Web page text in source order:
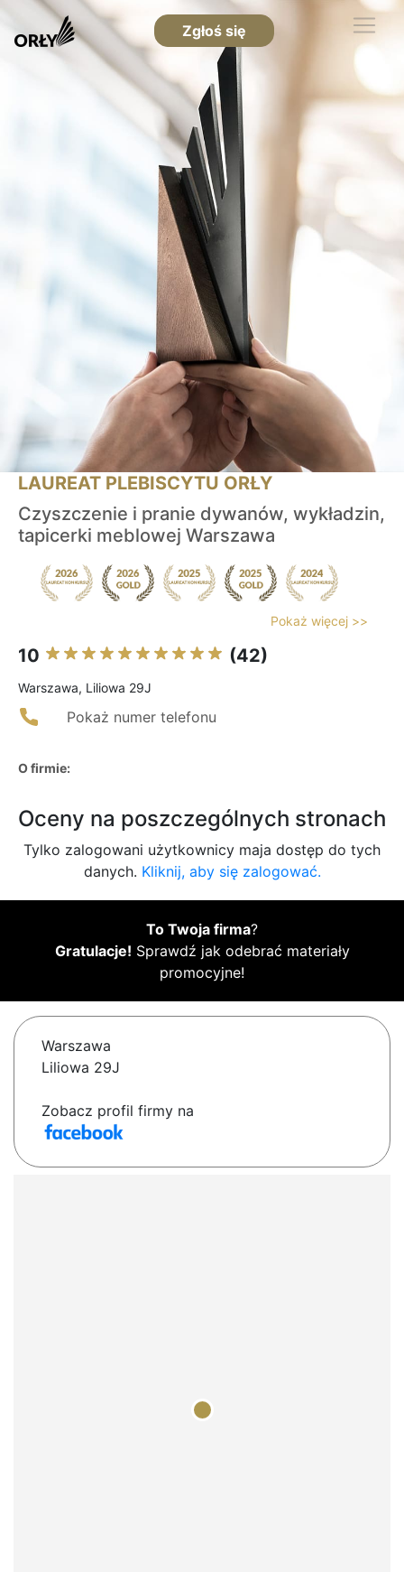
Zgłoś się
LAUREAT PLEBISCYTU ORŁY
Czyszczenie i pranie dywanów, wykładzin,
tapicerki meblowej Warszawa
Pokaż więcej >>
10 (42)
Warszawa, Liliowa 29J
Pokaż numer telefonu
O firmie:
Oceny na poszczególnych stronach
Tylko zalogowani użytkownicy maja dostęp do tych
danych. Kliknij, aby się zalogować.
To Twoja firma?
Gratulacje! Sprawdź jak odebrać materiały
promocyjne!
Warszawa
Liliowa 29J
Zobacz profil firmy na